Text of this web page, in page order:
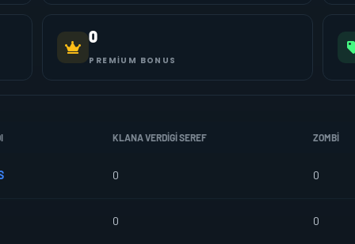
0
PREMIUM BONUS
KLANA VERDIGI SEREF ZOMBI
0 0
0 0